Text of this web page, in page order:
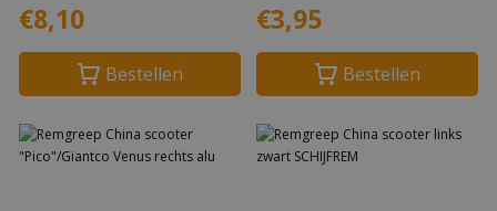
€8,10
Bestellen
€3,95
Bestellen